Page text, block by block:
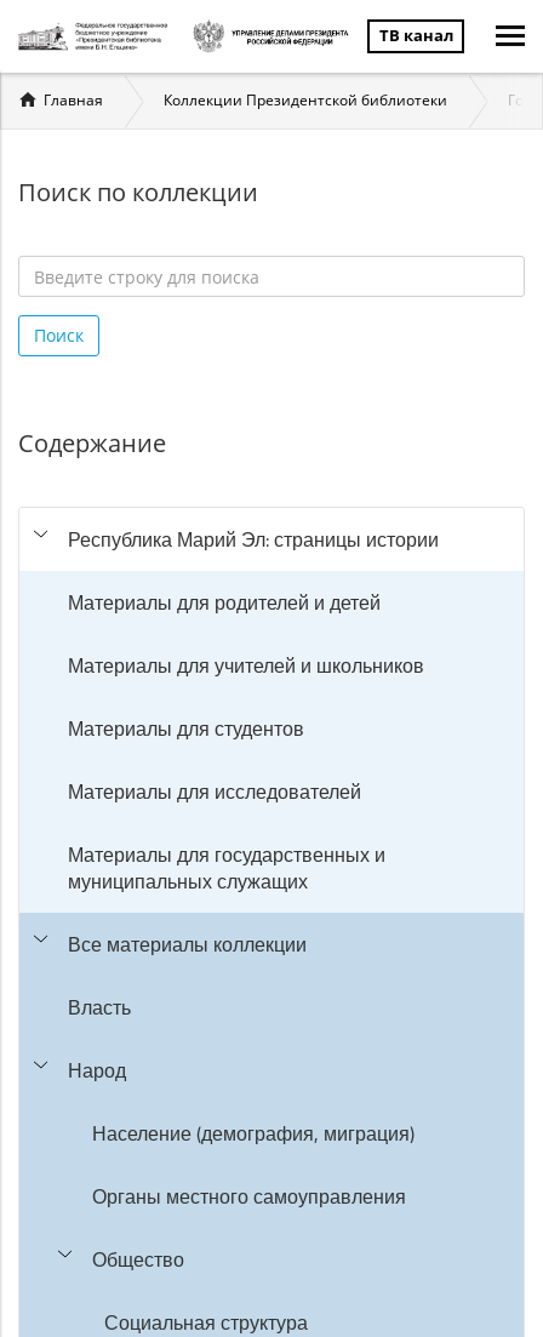
ТВ канал
Вы
здесь
Главная Коллекции Президентской библиотеки
Поиск по коллекции
строку
для
Поиск
Содержание
Республика Марий Эл: страницы истории
Материалы для родителей и детей
Материалы для учителей и школьников
Материалы для студентов
Материалы для исследователей
Материалы для государственных и
муниципальных служащих
Все материалы коллекции
Власть
Народ
Население (демография, миграция)
Органы местного самоуправления
Общество
Социальная структура